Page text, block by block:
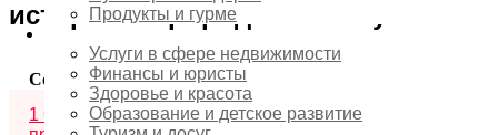
Продукты и гурме
Услуги
Услуги в сфере недвижимости
Финансы и юристы
Здоровье и красота
Образование и детское развитие
история и природный статус
Содержание скрыть
1 Остров Табарка: расположение, история и